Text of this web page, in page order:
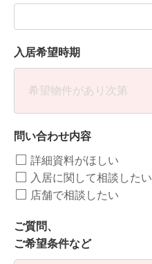
入居希望時期
問い合わせ内容
詳細資料がほしい
入居に関して相談したい
店舗で相談したい
ご質問、
ご希望条件など